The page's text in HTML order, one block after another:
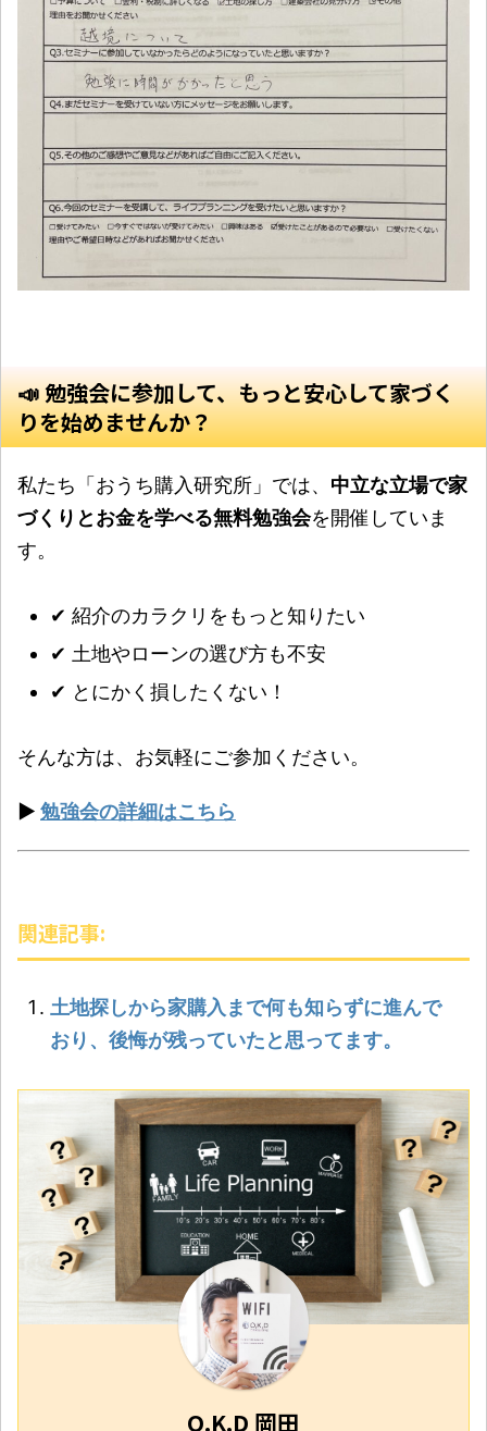
📣 勉強会に参加して、もっと安心して家づく
りを始めませんか？
私たち「おうち購入研究所」では、 中立な立場で家
づくりとお金を学べる無料勉強会を開催していま
す。
✔ 紹介のカラクリをもっと知りたい
✔ 土地やローンの選び方も不安
✔ とにかく損したくない！
そんな方は、お気軽にご参加ください。
▶ 勉強会の詳細はこちら
関連記事:
土地探しから家購入まで何も知らずに進んで
おり、後悔が残っていたと思ってます。
O.K.D 岡田